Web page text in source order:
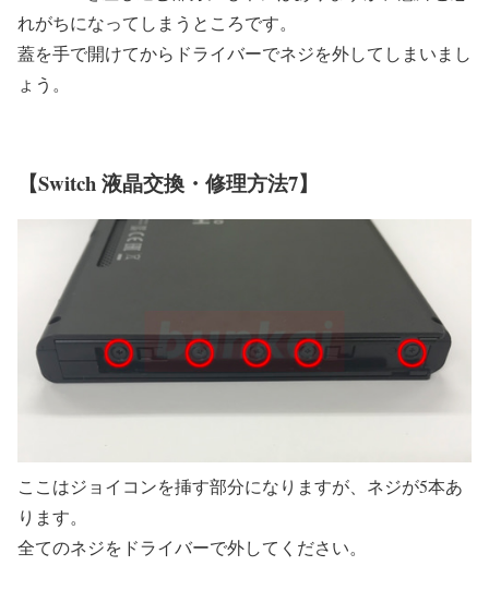
れがちになってしまうところです。
蓋を手で開けてからドライバーでネジを外してしまいまし
ょう。
【Switch 液晶交換・修理方法7】
ここはジョイコンを挿す部分になりますが、ネジが5本あ
ります。
全てのネジをドライバーで外してください。